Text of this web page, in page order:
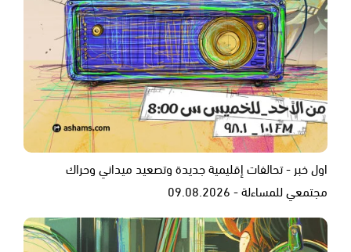
اول خبر - تحالفات إقليمية جديدة وتصعيد ميداني وحراك
مجتمعي للمساءلة - 09.08.2026